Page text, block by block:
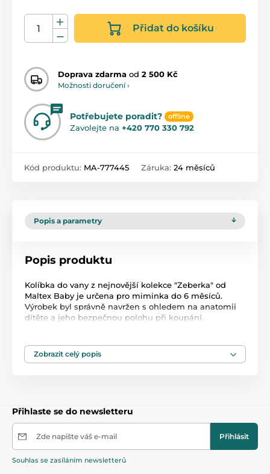
Přidat do košíku
Doprava zdarma od 2 500 Kč
Možnosti doručení ›
Potřebujete poradit? offline
Zavolejte na +420 770 330 792
Kód produktu: MA-777445 Záruka: 24 měsíců
Popis a parametry
Popis produktu
Kolíbka do vany z nejnovější kolekce "Zeberka" od
Maltex Baby je určena pro miminka do 6 měsíců.
Výrobek byl správně navržen s ohledem na anatomii
dítěte a jeho bezpečnou polohu při koupání.
délka / šířka / výška: 48 cm / 24 cm / 19,5 cm
Zobrazit celý popis
Přihlaste se do newsletteru
Zde napište váš e-mail Přihlásit
Souhlas se zasíláním newsletterů